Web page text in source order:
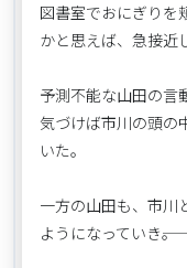
図書室でおにぎりを
かと思えば、急接近
予測不能な山田の言
気づけば市川の頭の
いた。
一方の山田も、市川
ようになっていき――。